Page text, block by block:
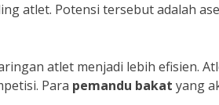
atlet. Potensi tersebut adalah
atlet menjadi lebih efisien.
Para pemandu bakat yang